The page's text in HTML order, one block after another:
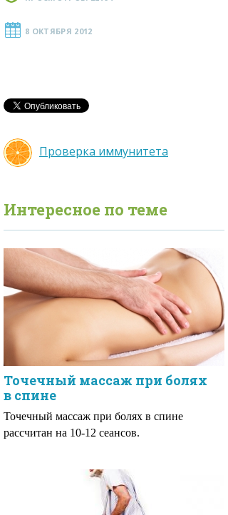
8 ОКТЯБРЯ 2012
Проверка иммунитета
Интересное по теме
Точечный массаж при болях
в спине
Точечный массаж при болях в спине
рассчитан на 10-12 сеансов.